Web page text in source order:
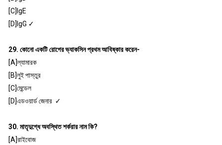
[C]IgE
[D]IgG ✓
29. কোনো একটি রোগের ভ্যাকসিন প্রথম আবিষ্কার করেন-
[A]ল্যামারক
[B]লুই পাস্তুর
[C]মেন্ডেল
[D]এডওয়ার্ড জেনার ✓
30. মাতৃদুগ্ধে অবস্থিত শর্করার নাম কি?
[A]রাইবোজ